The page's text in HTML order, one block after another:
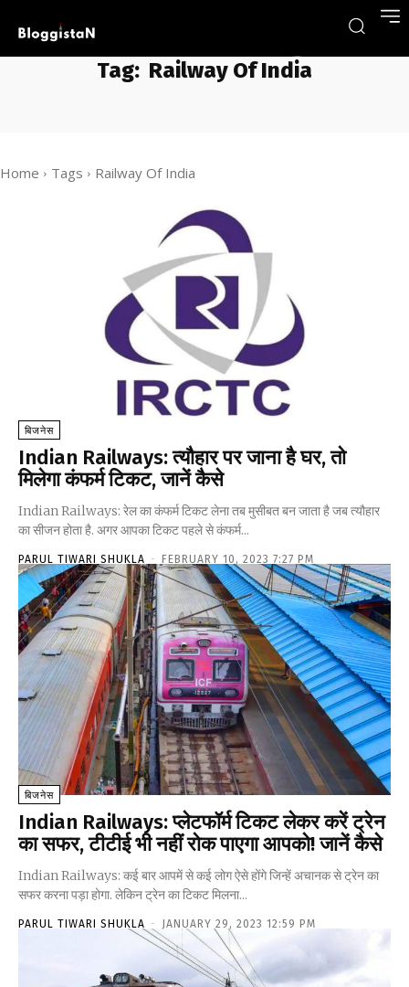
Tag: Railway Of India
Home Tags Railway Of India
बिजनेस
Indian Railways: त्यौहार पर जाना है घर, तो
मिलेगा कंफर्म टिकट, जानें कैसे
Indian Railways: रेल का कंफर्म टिकट लेना तब मुसीबत बन जाता है जब त्यौहार
का सीजन होता है. अगर आपका टिकट पहले से कंफर्म...
PARUL TIWARI SHUKLA - FEBRUARY 10, 2023 7:27 PM
बिजनेस
Indian Railways: प्लेटफॉर्म टिकट लेकर करें ट्रेन
का सफर, टीटीई भी नहीं रोक पाएगा आपको! जानें कैसे
Indian Railways: कई बार आपमें से कई लोग ऐसे होंगे जिन्हें अचानक से ट्रेन का
सफर करना पड़ा होगा. लेकिन ट्रेन का टिकट मिलना...
PARUL TIWARI SHUKLA - JANUARY 29, 2023 12:59 PM